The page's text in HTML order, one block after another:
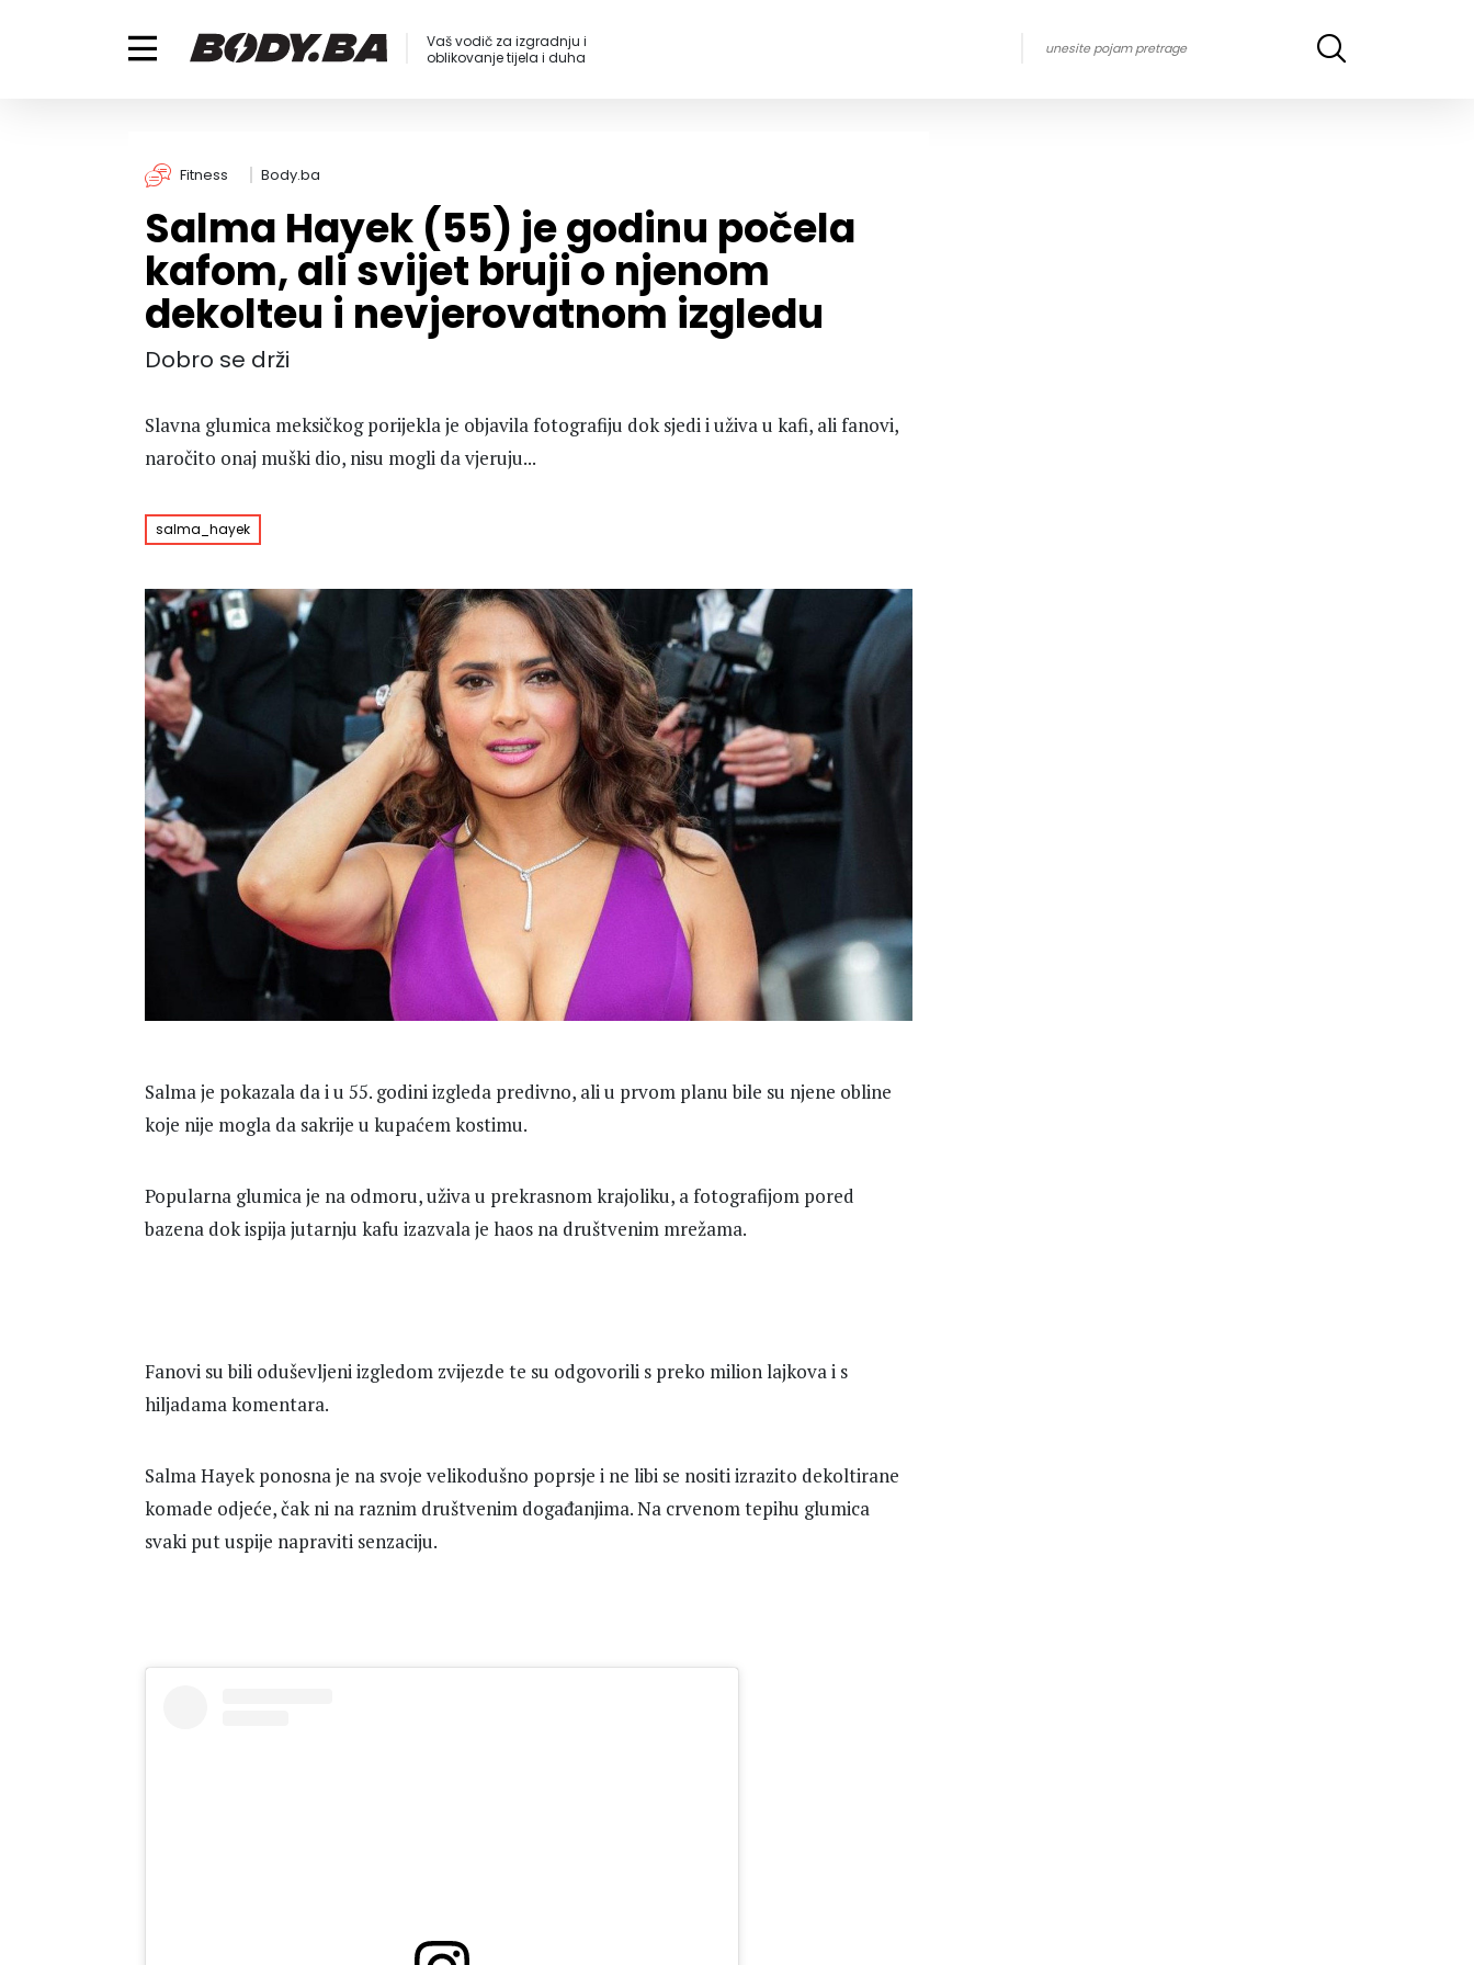
Vaš vodič za izgradnju i
oblikovanje tijela i duha
Fitness Body.ba
Salma Hayek (55) je godinu počela
kafom, ali svijet bruji o njenom
dekolteu i nevjerovatnom izgledu
Dobro se drži
Slavna glumica meksičkog porijekla je objavila fotografiju dok sjedi i uživa u kafi, ali fanovi,
naročito onaj muški dio, nisu mogli da vjeruju...
salma_hayek
Salma je pokazala da i u 55. godini izgleda predivno, ali u prvom planu bile su njene obline
koje nije mogla da sakrije u kupaćem kostimu.
Popularna glumica je na odmoru, uživa u prekrasnom krajoliku, a fotografijom pored
bazena dok ispija jutarnju kafu izazvala je haos na društvenim mrežama.
Fanovi su bili oduševljeni izgledom zvijezde te su odgovorili s preko milion lajkova i s
hiljadama komentara.
Salma Hayek ponosna je na svoje velikodušno poprsje i ne libi se nositi izrazito dekoltirane
komade odjeće, čak ni na raznim društvenim događanjima. Na crvenom tepihu glumica
svaki put uspije napraviti senzaciju.